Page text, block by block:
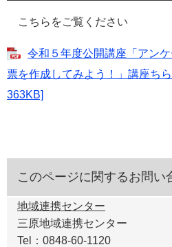
こちらをご覧ください
令和５年度公開講座「アン
票を作成してみよう！」講座ち
363KB]
このページに関するお問い
地域連携センター
三原地域連携センター
Tel：0848-60-1120